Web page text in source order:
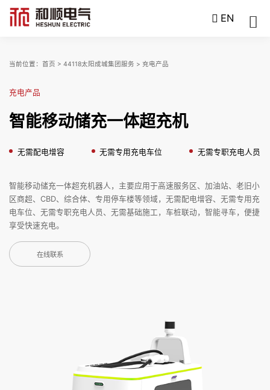
EN
当前位置： 首页 > 44118太阳成城集团服务 > 充电产品
充电产品
智能移动储充一体超充机
无需配电增容 无需专用充电车位 无需专职充电人员
智能移动储充一体超充机器人，主要应用于高速服务区、加油站、老旧小
区商超、CBD、综合体、专用停车楼等领域，无需配电增容、无需专用充
电车位、无需专职充电人员、无需基础施工，车桩联动，智能寻车，便捷
享受快速充电。
在线联系